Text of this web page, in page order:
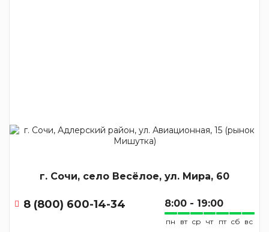
г. Сочи, село Весёлое, ул. Мира, 60
8 (800) 600-14-34 8:00 - 19:00
пн вт ср чт пт сб вс